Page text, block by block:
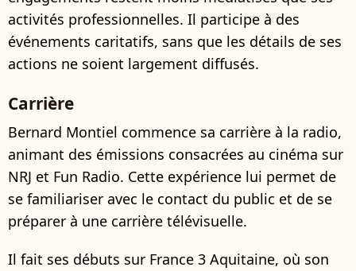
activités professionnelles. Il participe à des
événements caritatifs, sans que les détails de ses
actions ne soient largement diffusés.
Carrière
Bernard Montiel commence sa carrière à la radio,
animant des émissions consacrées au cinéma sur
NRJ et Fun Radio. Cette expérience lui permet de
se familiariser avec le contact du public et de se
préparer à une carrière télévisuelle.
Il fait ses débuts sur France 3 Aquitaine, où son